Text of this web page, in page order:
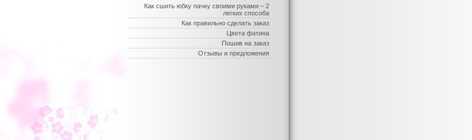
Как сшить юбку пачку своими руками – 2
легких способа
Как правильно сделать заказ
Цвета фатина
Пошив на заказ
Отзывы и предложения